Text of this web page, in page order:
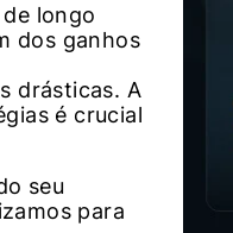
longo
dos ganhos
drásticas. A
é crucial
seu
para